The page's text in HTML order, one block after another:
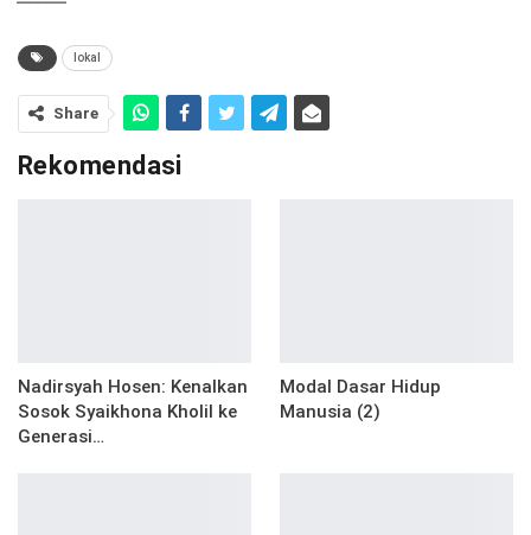
lokal
Share
Rekomendasi
Nadirsyah Hosen: Kenalkan
Sosok Syaikhona Kholil ke
Generasi…
Modal Dasar Hidup
Manusia (2)